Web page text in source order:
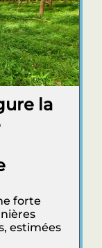
la
forte
estimées